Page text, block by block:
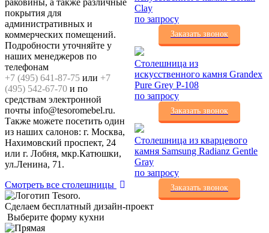
покрытия для
административных и
коммерческих помещений.
Подробности уточняйте у
наших менеджеров по
телефонам
+7 (495) 641-87-75 или +7
(495) 542-67-70 и по
средствам электронной
почты info@tesoromebel.ru.
Также можете посетить один
из наших салонов: г. Москва,
Нахимовский проспект, 24
или г. Лобня, мкр.Катюшки,
ул.Ленина, 71.
Смотреть все столешницы
Clay
по запросу
Заказать звонок
Столешница из
искусственного камня Grandex
Pure Grey P-108
по запросу
Заказать звонок
Столешница из кварцевого
камня Samsung Radianz Gentle
Gray
по запросу
Заказать звонок
Сделаем бесплатный дизайн-проект
Выберите форму кухни